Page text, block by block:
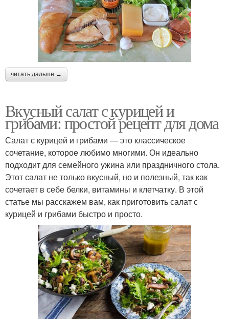
читать дальше →
Вкусный салат с курицей и
грибами: простой рецепт для дома
Салат с курицей и грибами — это классическое
сочетание, которое любимо многими. Он идеально
подходит для семейного ужина или праздничного стола.
Этот салат не только вкусный, но и полезный, так как
сочетает в себе белки, витамины и клетчатку. В этой
статье мы расскажем вам, как приготовить салат с
курицей и грибами быстро и просто.